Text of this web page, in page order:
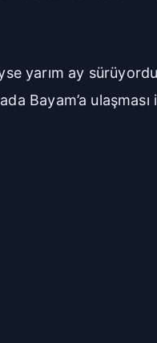
yarım ay
Bayam’a ulaşması